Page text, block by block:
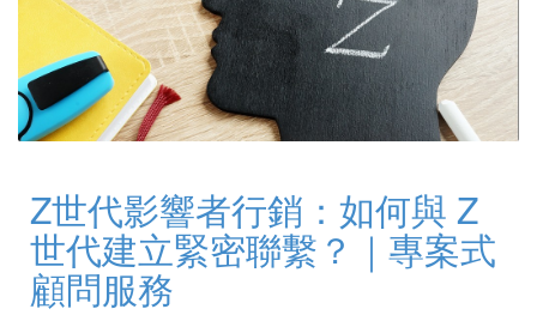
Z世代影響者行銷：如何與 Z
世代建立緊密聯繫？｜專案式
顧問服務